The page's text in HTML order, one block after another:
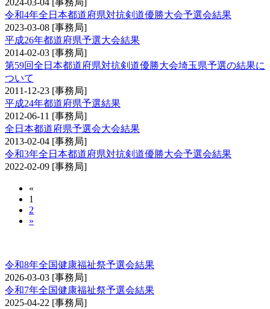
2024-03-04 [事務局]
令和4年全日本都道府県対抗剣道優勝大会予選会結果
2023-03-08 [事務局]
平成26年都道府県予選大会結果
2014-02-03 [事務局]
第59回全日本都道府県対抗剣道優勝大会埼玉県予選の結果に
ついて
2011-12-23 [事務局]
平成24年都道府県予選結果
2012-06-11 [事務局]
全日本都道府県予選会大会結果
2013-02-04 [事務局]
令和3年全日本都道府県対抗剣道優勝大会予選会結果
2022-02-09 [事務局]
«
1
2
»
令和8年全国健康福祉祭予選会結果
2026-03-03 [事務局]
令和7年全国健康福祉祭予選会結果
2025-04-22 [事務局]